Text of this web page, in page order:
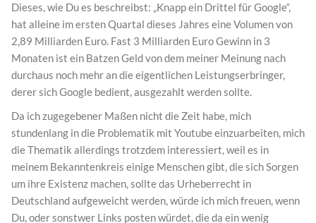
Dieses, wie Du es beschreibst: „Knapp ein Drittel für Google“,
hat alleine im ersten Quartal dieses Jahres eine Volumen von
2,89 Milliarden Euro. Fast 3 Milliarden Euro Gewinn in 3
Monaten ist ein Batzen Geld von dem meiner Meinung nach
durchaus noch mehr an die eigentlichen Leistungserbringer,
derer sich Google bedient, ausgezahlt werden sollte.
Da ich zugegebener Maßen nicht die Zeit habe, mich
stundenlang in die Problematik mit Youtube einzuarbeiten, mich
die Thematik allerdings trotzdem interessiert, weil es in
meinem Bekanntenkreis einige Menschen gibt, die sich Sorgen
um ihre Existenz machen, sollte das Urheberrecht in
Deutschland aufgeweicht werden, würde ich mich freuen, wenn
Du, oder sonstwer Links posten würdet, die da ein wenig